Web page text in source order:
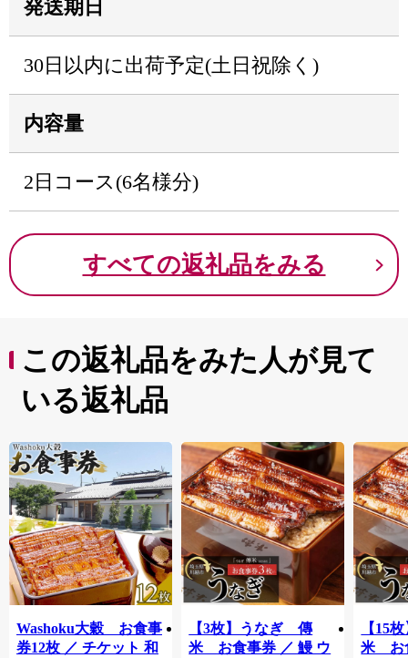
発送期日
30日以内に出荷予定(土日祝除く)
内容量
2日コース(6名様分)
すべての返礼品をみる
この返礼品をみた人が見て
いる返礼品
Washoku大穀 お食事
券12枚 ／ チケット 和
【3枚】うなぎ 傳
米 お食事券 ／ 鰻 ウ
【15
米 お